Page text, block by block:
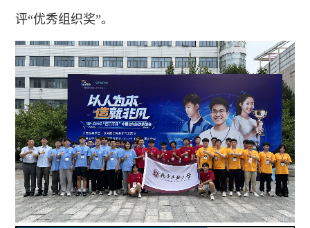
评“优秀组织奖”。